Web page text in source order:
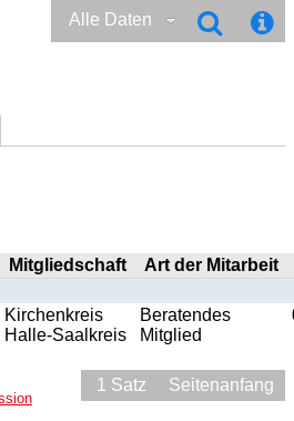
Alle Daten
Mitgliedschaft
Art der Mitarbeit
Kirchenkreis
Halle-Saalkreis
Beratendes
Mitglied
1 Satz Seitenanfang